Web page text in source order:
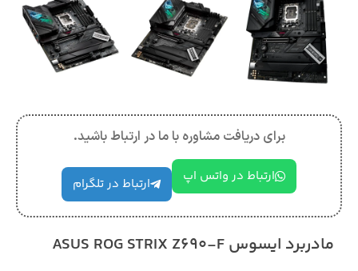
برای دریافت مشاوره با ما در ارتباط باشید.
ارتباط در واتس اپ ارتباط در تلگرام
مادربرد ایسوس ASUS ROG STRIX Z690-F